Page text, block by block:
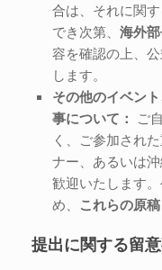
合は、それに関
でき次第、 海外
容を確認の上、
します。
その他のイベン
事について： ご
く、ご参加され
ナー、あるいは
歓迎いたします
め、
これらの原
提出に関する留意